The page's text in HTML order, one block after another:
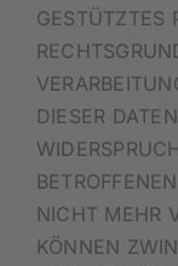
GESTÜTZTES
DIESER
NICHT MEHR
KÖNNEN